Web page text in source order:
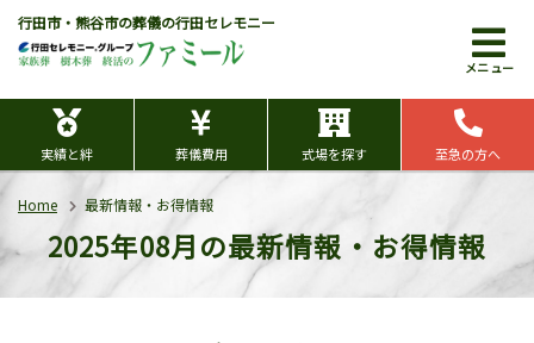
行田市・熊谷市の葬儀の行田セレモニー
メニュー
実績と絆 葬儀費用 式場を探す 至急の方へ
Home 最新情報・お得情報
2025年08月の最新情報・お得情報